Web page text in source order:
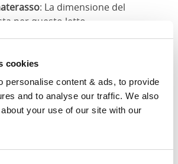
cookies
personalise content & ads, to provide
and to analyse our traffic. We also
your use of our site with our
: La dimensione del
per questo letto
esterna del letto
: L'altezza massima della testata del
L'altezza massima dell'estremità dei
sono le dimensioni esterne del